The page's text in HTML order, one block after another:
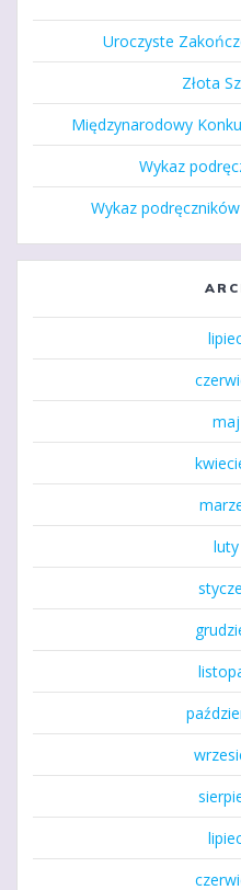
Uroczyste
Złota
Międzynarodowy
Wykaz
Wykaz